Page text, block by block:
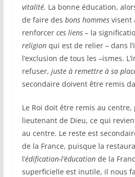
vitalité. La bonne éducation,
de faire des bons hommesvisent
renforcer ces liens– la
religionqui est de relier – dans
l’exclusion de tous les –ismes.
refuser, juste à remettre à sa
secondaire doivent être remis
Le Roi doit être remis au centre,
lieutenant de Dieu, ce qui
au centre. Le reste est
de la France, puisque la
l’édification-l’éducationde la
superficielle est inutile, il nous